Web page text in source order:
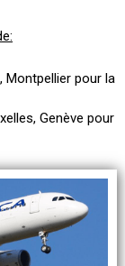
Montpellier pour la
Genève pour